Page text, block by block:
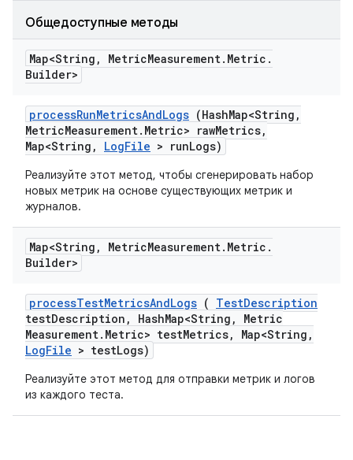
Общедоступные методы
Map<String , MetricMeasurement. Metric .
Builder>
processRunMetricsAndLogs (HashMap<String ,
MetricMeasurement. Metric> rawMetrics,
Map<String , LogFile > runLogs)
Реализуйте этот метод, чтобы сгенерировать набор
новых метрик на основе существующих метрик и
журналов.
Map<String , MetricMeasurement. Metric .
Builder>
processTestMetricsAndLogs ( TestDescription
testDescription , HashMap<String ,
Metric
Measurement. Metric> testMetrics, Map<String ,
LogFile > testLogs)
Реализуйте этот метод для отправки метрик и логов
из каждого теста.